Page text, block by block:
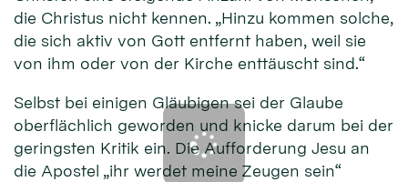
die Christus nicht kennen. „Hinzu kommen solche,
die sich aktiv von Gott entfernt haben, weil sie
von ihm oder von der Kirche enttäuscht sind.“
Selbst bei einigen Gläubigen sei der Glaube
oberflächlich geworden und knicke darum bei der
geringsten Kritik ein. Die Aufforderung Jesu an
die Apostel „ihr werdet meine Zeugen sein“